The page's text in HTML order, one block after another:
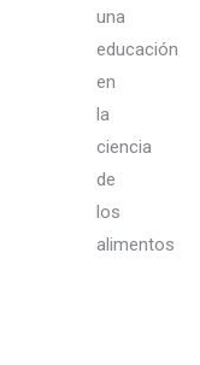
una
educación
en
la
ciencia
de
los
alimentos